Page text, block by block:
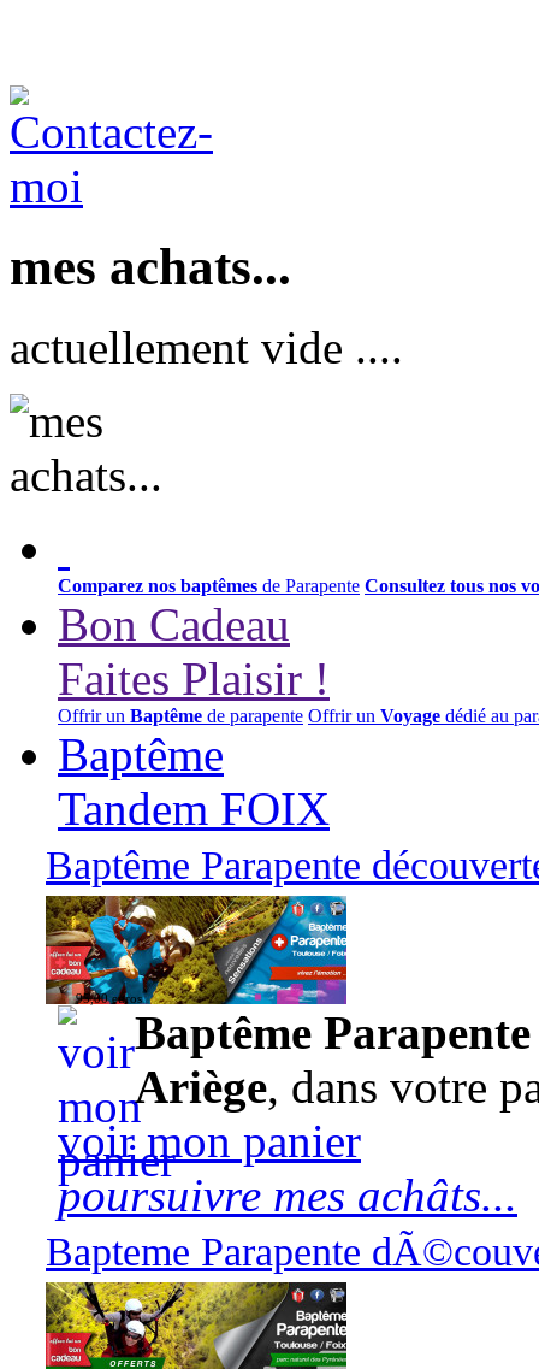
mes achats...
actuellement vide ....
Comparez nos baptêmes de Parapente Consultez tous nos
Bon Cadeau
Faites Plaisir !
Offrir un Baptême de parapente Offrir un Voyage dédié au
Baptême
Tandem FOIX
Baptême Parapente
95,00 euros
Baptême
Ariège, dans votre
voir mon panier
poursuivre mes achâts...
Bapteme Parapente